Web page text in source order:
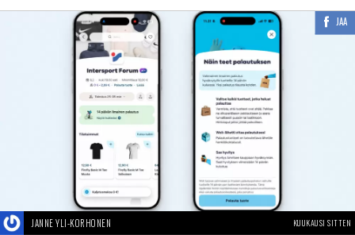
JAA
JANNE YLI-KORHONEN KUUKAUSI SITTEN